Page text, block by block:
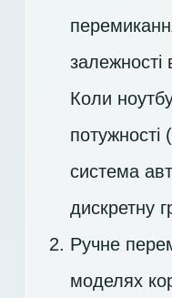
залежності
Коли
система
дискретну
Ручне
моделях